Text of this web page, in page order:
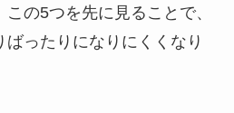
の5つを先に見ることで、
ったりになりにくくなり